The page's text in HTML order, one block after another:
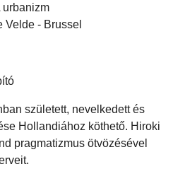
urbanizm
Velde - Brussel
született, nevelkedett és
Hollandiához köthető. Hiroki
pragmatizmus ötvözésével